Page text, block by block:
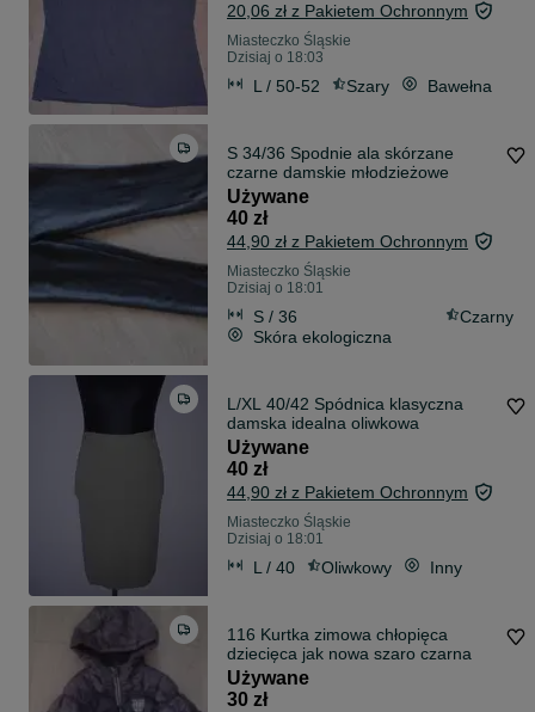
20,06 zł z Pakietem Ochronnym
Miasteczko Śląskie
Dzisiaj o 18:03
L / 50-52 Szary Bawełna
S 34/36 Spodnie ala skórzane
czarne damskie młodzieżowe
Używane
40 zł
44,90 zł z Pakietem Ochronnym
Miasteczko Śląskie
Dzisiaj o 18:01
S / 36
Czarny
Skóra ekologiczna
L/XL 40/42 Spódnica klasyczna
damska idealna oliwkowa
Używane
40 zł
44,90 zł z Pakietem Ochronnym
Miasteczko Śląskie
Dzisiaj o 18:01
L / 40 Oliwkowy Inny
116 Kurtka zimowa chłopięca
dziecięca jak nowa szaro czarna
Używane
30 zł